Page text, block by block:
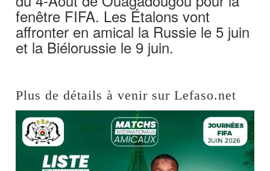
fenêtre FIFA. Les Étalons vont
affronter en amical la Russie le 5 juin
et la Biélorussie le 9 juin.
Plus de détails à venir sur Lefaso.net